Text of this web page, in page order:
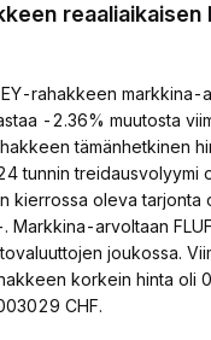
reaaliaikaisen
rahakkeen markkina-
-2.36% muutosta
tämänhetkinen
tunnin treidausvolyymi
kierrossa oleva tarjonta
Markkina-arvoltaan
joukossa.
korkein hinta oli
CHF.